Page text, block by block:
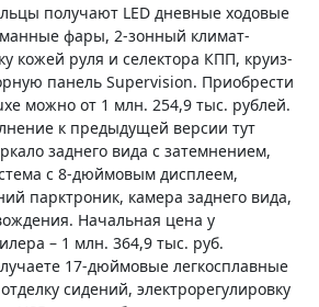
получают LED дневные ходовые
фары, 2-зонный климат-
кожей руля и селектора КПП, круиз-
панель Supervision. Приобрести
можно от 1 млн. 254,9 тыс. рублей.
к предыдущей версии тут
заднего вида с затемнением,
с 8-дюймовым дисплеем,
парктроник, камера заднего вида,
Начальная цена у
– 1 млн. 364,9 тыс. руб.
17-дюймовые легкосплавные
сидений, электрорегулировку